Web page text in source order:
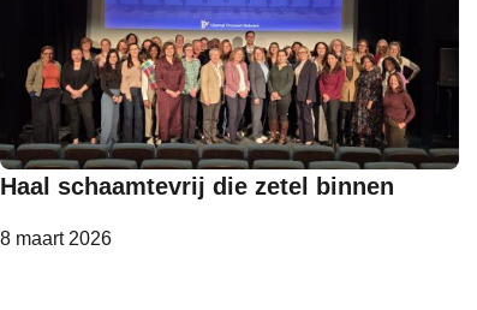
Haal schaamtevrij die zetel binnen
8 maart 2026